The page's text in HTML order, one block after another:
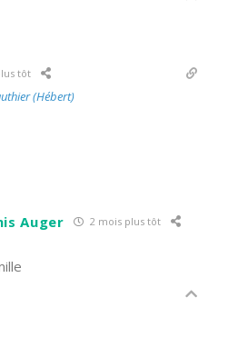
tôt
(Hébert)
Auger 2 mois plus tôt